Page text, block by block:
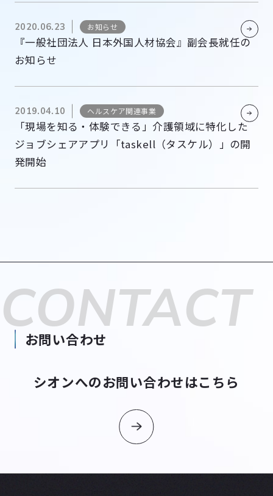
2020.06.23 お知らせ
『一般社団法人 日本外国人材協会』副会長就任の
お知らせ
2019.04.10 ヘルスケア関連事業
「現場を知る・体験できる」介護領域に特化した
ジョブシェアアプリ「taskell（タスケル）」の開
発開始
CONTACT
お問い合わせ
シオンへのお問い合わせはこちら